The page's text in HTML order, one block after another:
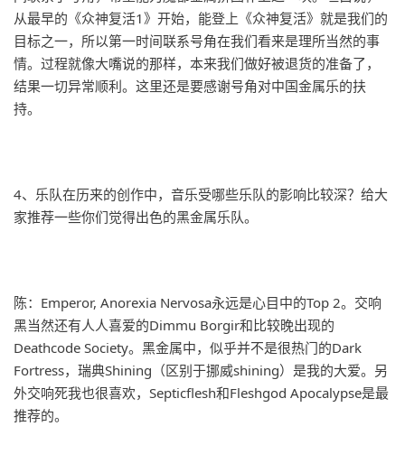
从最早的《众神复活1》开始，能登上《众神复活》就是我们的
目标之一，所以第一时间联系号角在我们看来是理所当然的事
情。过程就像大嘴说的那样，本来我们做好被退货的准备了，
结果一切异常顺利。这里还是要感谢号角对中国金属乐的扶
持。
4、乐队在历来的创作中，音乐受哪些乐队的影响比较深？给大
家推荐一些你们觉得出色的黑金属乐队。
陈：Emperor, Anorexia Nervosa永远是心目中的Top 2。交响
黑当然还有人人喜爱的Dimmu Borgir和比较晚出现的
Deathcode Society。黑金属中，似乎并不是很热门的Dark
Fortress，瑞典Shining（区别于挪威shining）是我的大爱。另
外交响死我也很喜欢，Septicflesh和Fleshgod Apocalypse是最
推荐的。